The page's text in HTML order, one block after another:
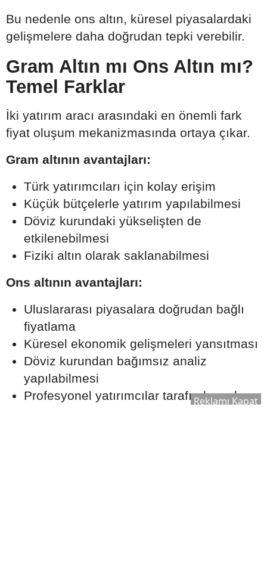
Bu nedenle ons altın, küresel piyasalardaki
gelişmelere daha doğrudan tepki verebilir.
Gram Altın mı Ons Altın mı?
Temel Farklar
İki yatırım aracı arasındaki en önemli fark
fiyat oluşum mekanizmasında ortaya çıkar.
Gram altının avantajları:
Türk yatırımcıları için kolay erişim
Küçük bütçelerle yatırım yapılabilmesi
Döviz kurundaki yükselişten de
etkilenebilmesi
Fiziki altın olarak saklanabilmesi
Ons altının avantajları:
Uluslararası piyasalara doğrudan bağlı
fiyatlama
Küresel ekonomik gelişmeleri yansıtması
Döviz kurundan bağımsız analiz
yapılabilmesi
Profesyonel yatırımcılar tarafından sık
Reklamı Kapat